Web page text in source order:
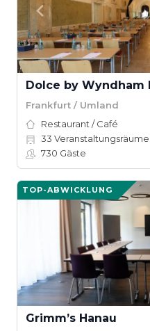
Dolce by Wyndham
Frankfurt / Umland
Restaurant / Café
33 Veranstaltungsräume
730 Gäste
TOP-ABWICKLUNG
Grimm’s Hanau